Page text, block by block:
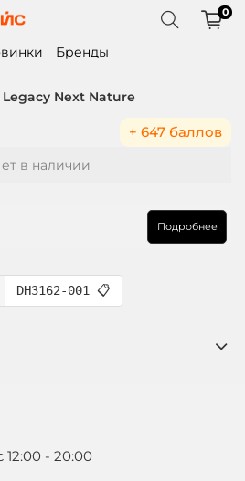
0
Бренды
Next Nature
+ 647 баллов
DH3162-001 📋
в наличии
Подробнее
- 20:00